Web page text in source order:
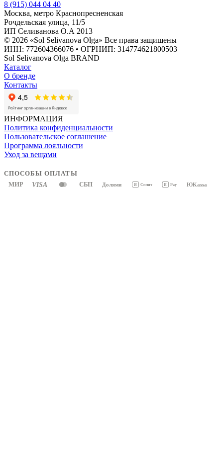
8 (915) 044 04 40
Москва, метро Краснопресненская
Рочдельская улица, 11/5
ИП Селиванова О.А 2013
© 2026 «Sol Selivanova Olga» Все права защищены
ИНН: 772604366076 • ОГРНИП: 314774621800503
Sol Selivanova Olga BRAND
Каталог
О бренде
Контакты
ИНФОРМАЦИЯ
Политика конфиденциальности
Пользовательское соглашение
Программа лояльности
Уход за вещами
СПОСОБЫ ОПЛАТЫ
МИР VISA СБП Долями Я Сплит Я Pay ЮKassa